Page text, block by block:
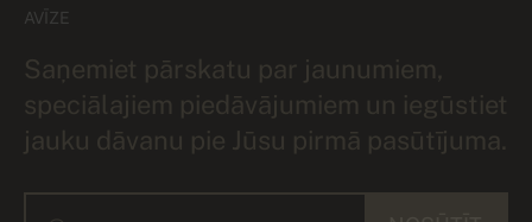
AVĪZE
Saņemiet pārskatu par jaunumiem,
speciālajiem piedāvājumiem un iegūstiet
jauku dāvanu pie Jūsu pirmā pasūtījuma.